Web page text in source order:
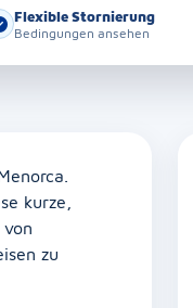
Flexible Stornierung
Bedingungen ansehen
kurze,
zu